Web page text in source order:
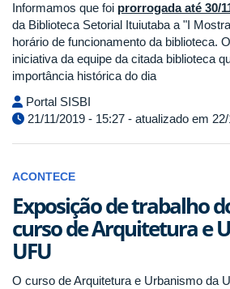
Informamos que foi prorrogada até 30/
da Biblioteca Setorial Ituiutaba a "I
horário de funcionamento da biblioteca.
iniciativa da equipe da citada biblioteca
importância histórica do dia
Portal SISBI
21/11/2019 - 15:27 - atualizado em
ACONTECE
Exposição de trabalho
curso de Arquitetura e
UFU
O curso de Arquitetura e Urbanismo da